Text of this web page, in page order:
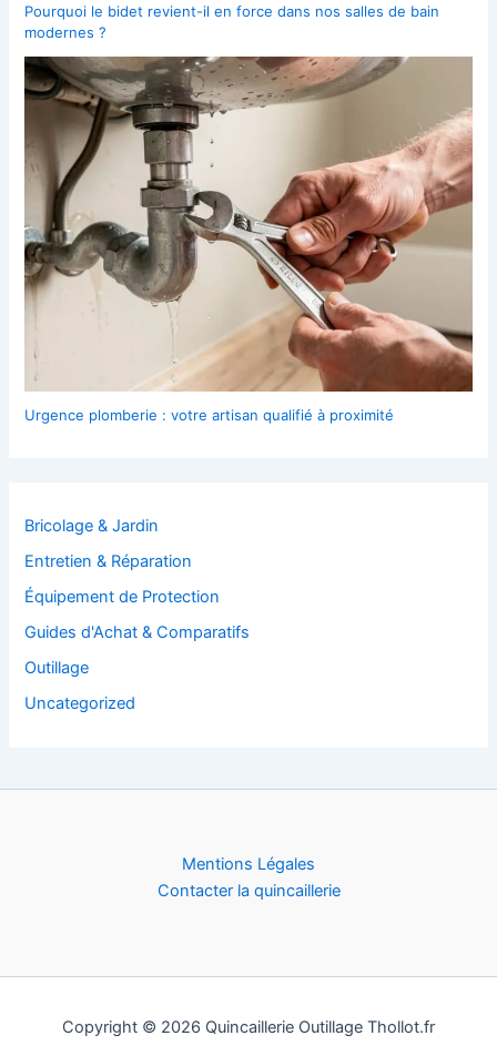
Pourquoi le bidet revient-il en force dans nos salles de bain
modernes ?
Urgence plomberie : votre artisan qualifié à proximité
Bricolage & Jardin
Entretien & Réparation
Équipement de Protection
Guides d'Achat & Comparatifs
Outillage
Uncategorized
Mentions Légales
Contacter la quincaillerie
Copyright © 2026 Quincaillerie Outillage Thollot.fr